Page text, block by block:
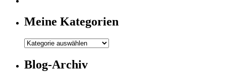
Meine Kategorien
Meine
Blog-Archiv